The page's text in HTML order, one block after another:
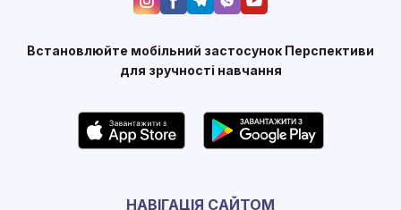
Встановлюйте мобільний застосунок Перспективи
для зручності навчання
НАВІГАЦІЯ САЙТОМ